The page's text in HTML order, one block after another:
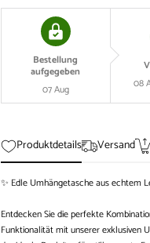
Bestellung
aufgegeben
07 Aug
08
Produktdetails Versand
✨ Edle Umhängetasche aus echtem
Entdecken Sie die perfekte
Funktionalität mit unserer exklusiven